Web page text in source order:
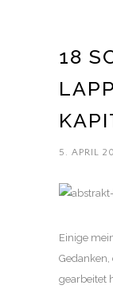
18
5. APRIL
Einige
gearbeitet